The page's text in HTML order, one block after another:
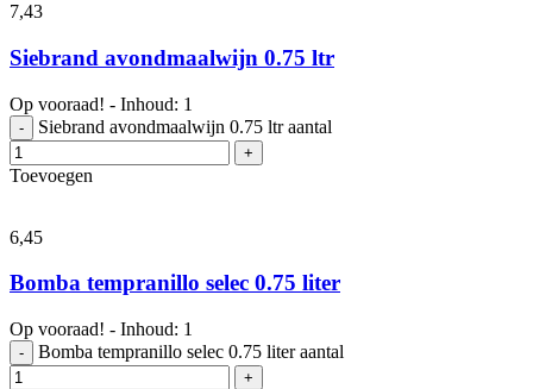
7,43
Siebrand avondmaalwijn 0.75 ltr
Op vooraad! - Inhoud: 1
- Siebrand avondmaalwijn 0.75 ltr aantal
+
Toevoegen
6,45
Bomba tempranillo selec 0.75 liter
Op vooraad! - Inhoud: 1
- Bomba tempranillo selec 0.75 liter aantal
+